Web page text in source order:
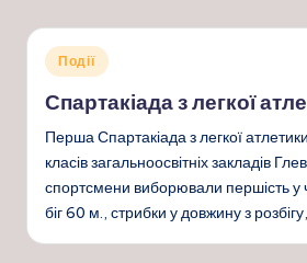
Опубліковано
Події
Спартакіада з легкої
Перша Спартакіада з легкої
класів загальноосвітніх закладів
спортсмени виборювали першість у
біг 60 м., стрибки у довжину з